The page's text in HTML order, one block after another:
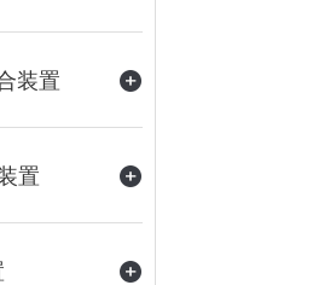
装置
置